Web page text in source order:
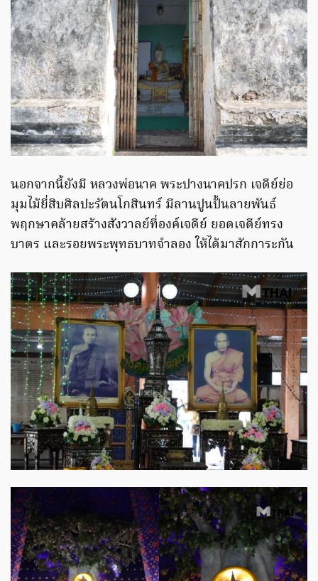
นอกจากนี้ยังมี หลวงพ่อนาค พระปางนาคปรก เจดีย์ย่อ
มุมไม้ยี่สิบศิลปะรัตนโกสินทร์ มีลานปูนปั้นลายพันธ์
พฤกษาคล้ายสร้างสังวาลย์ที่องค์เจดีย์ ยอดเจดีย์ทรง
บาตร และรอยพระพุทธบาทจำลอง ให้ได้มาสักการะกัน